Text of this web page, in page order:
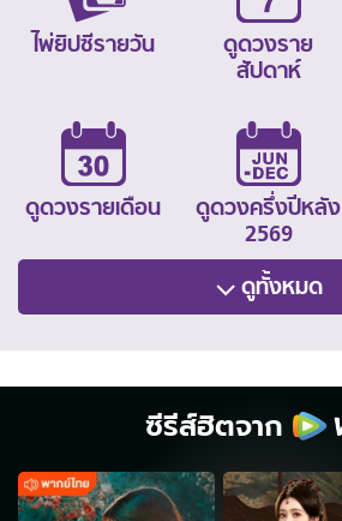
ไพ่ยิปซีรายวัน
ดูดวงราย
สัปดาห์
ดูดวงรายเดือน
ดูดวงครึ่งปีหลัง
2569
ดูทั้งหมด
ซีรีส์ฮิตจาก